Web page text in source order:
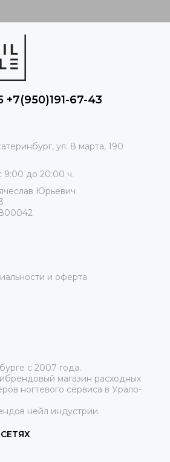
+7(950)191-67-43
ул. 8 марта, 190
9:00 до 20:00 ч.
Юрьевич
и оферта
с 2007 года.
магазин расходных
ногтевого сервиса в Урало-
нейл индустрии.